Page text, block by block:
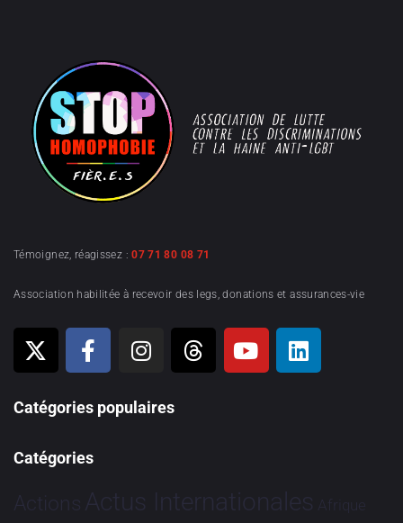
Témoignez, réagissez :07 71 80 08 71
Association habilitée à recevoir des legs, donations et assurances-vie
Catégories populaires
Catégories
Actions Actus Internationales Afrique